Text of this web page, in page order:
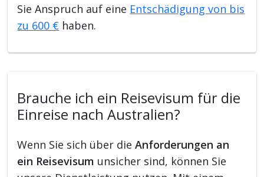
Sie Anspruch auf eine Entschädigung von bis
zu 600 € haben.
Brauche ich ein Reisevisum für die
Einreise nach Australien?
Wenn Sie sich über dieAnforderungen an
ein Reisevisum unsicher sind, können Sie